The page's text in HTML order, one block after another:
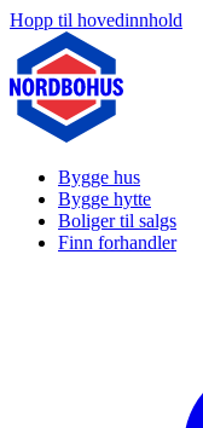
Hopp til hovedinnhold
Bygge hus
Bygge hytte
Boliger til salgs
Finn forhandler